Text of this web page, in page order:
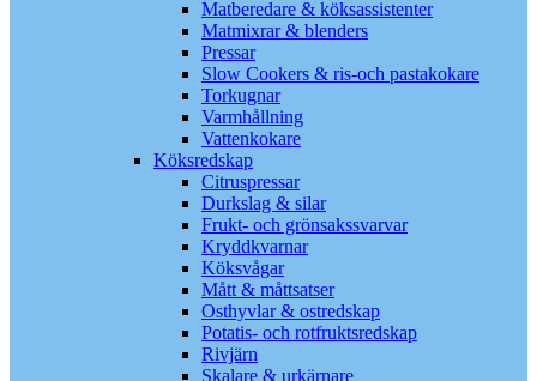
Matberedare & köksassistenter
Matmixrar & blenders
Pressar
Slow Cookers & ris-och pastakokare
Torkugnar
Varmhållning
Vattenkokare
Köksredskap
Citruspressar
Durkslag & silar
Frukt- och grönsakssvarvar
Kryddkvarnar
Köksvågar
Mått & måttsatser
Osthyvlar & ostredskap
Potatis- och rotfruktsredskap
Rivjärn
Skalare & urkärnare